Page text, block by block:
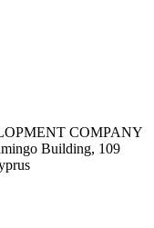
COMPANY
Building, 109